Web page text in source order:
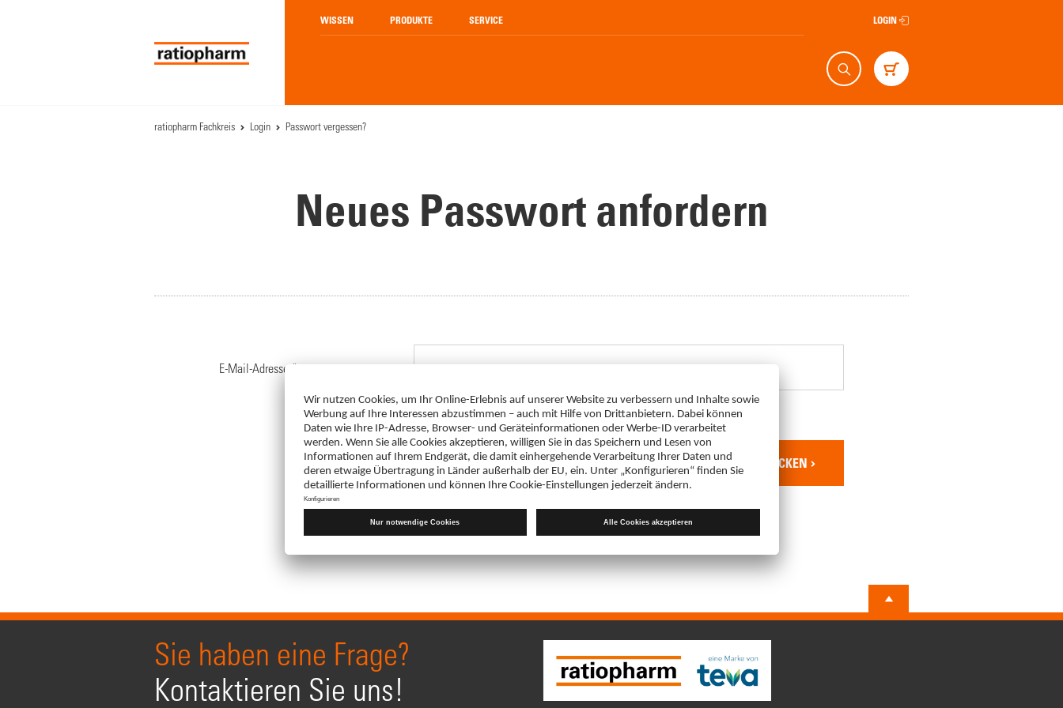
WISSEN PRODUKTE SERVICE
Suche Warenkorb
LOGIN
ratiopharm Fachkreis Login Passwort vergessen?
Neues Passwort anfordern
E-Mail-Adresse *
ABSCHICKEN
Sie haben eine Frage?
Kontaktieren Sie uns!